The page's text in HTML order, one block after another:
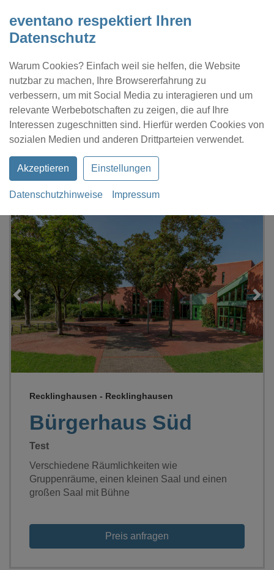
eventano respektiert Ihren
Datenschutz
Warum Cookies? Einfach weil sie helfen, die Website
nutzbar zu machen, Ihre Browsererfahrung zu
verbessern, um mit Social Media zu interagieren und um
relevante Werbebotschaften zu zeigen, die auf Ihre
Interessen zugeschnitten sind. Hierfür werden Cookies von
sozialen Medien und anderen Drittparteien verwendet.
Akzeptieren Einstellungen
Datenschutzhinweise Impressum
Kontakt Location eintragen Profil
Recklinghausen
Loading...
Bürgerhaus Süd
Recklinghausen - Recklinghausen
Test
Verschiedene Räumlichkeiten wie
Gruppenräume, einen kleinen Saal und einen
großen Saal mit Bühne
Preis anfragen